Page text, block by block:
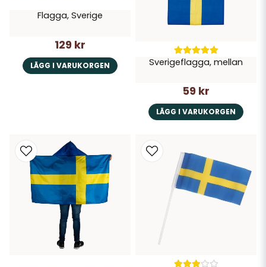
Flagga, Sverige
129 kr
LÄGG I VARUKORGEN Sverigeflagga, mellan
59 kr
LÄGG I VARUKORGEN